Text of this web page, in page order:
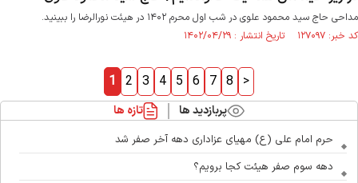
مداحی حاج سید محمود علوی در شب اول محرم ۱۴۰۲ در هیئت نورالرضا را ببینید.
کد خبر: ۱۲۷۰۹۷ تاریخ انتشار : ۱۴۰۲/۰۴/۲۹
1 2 3 4 5 6 7 8 >
پربازدید ها تازه ها
حرم امام علی (ع) مهیای عزاداری دهه آخر صفر شد
دهه سوم صفر هیئت کجا برویم؟